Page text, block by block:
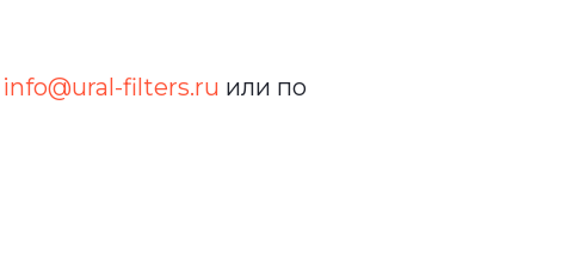
info@ural-filters.ru или по